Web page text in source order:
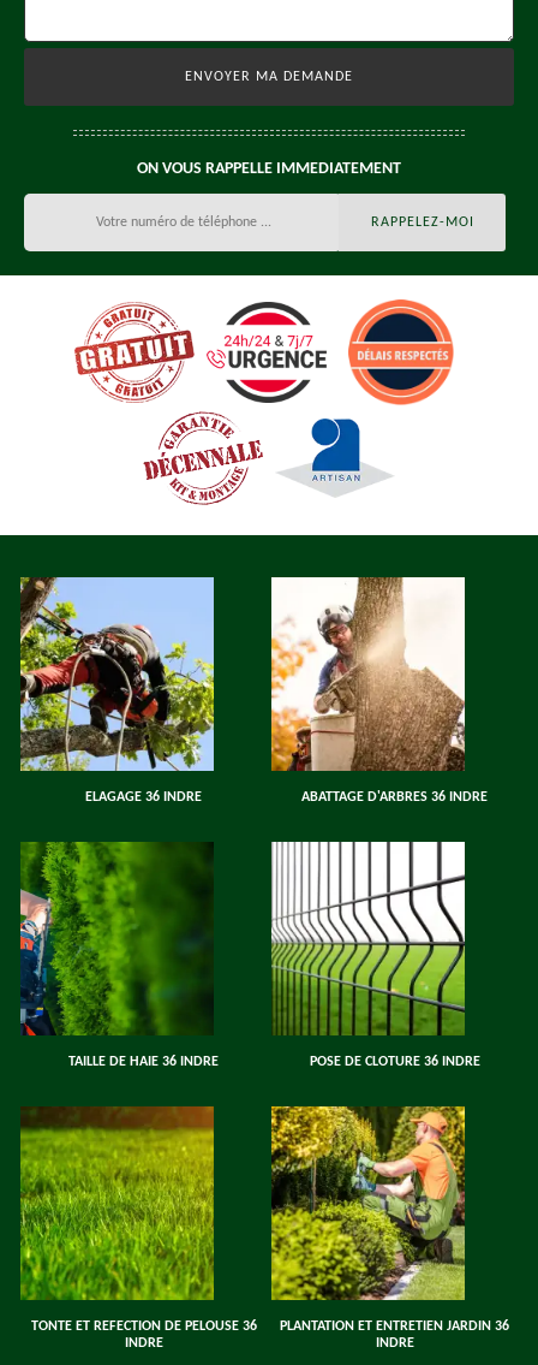
ON VOUS RAPPELLE IMMEDIATEMENT
ELAGAGE 36 INDRE ABATTAGE D'ARBRES 36 INDRE
TAILLE DE HAIE 36 INDRE POSE DE CLOTURE 36 INDRE
TONTE ET REFECTION DE PELOUSE 36
INDRE
PLANTATION ET ENTRETIEN JARDIN 36
INDRE